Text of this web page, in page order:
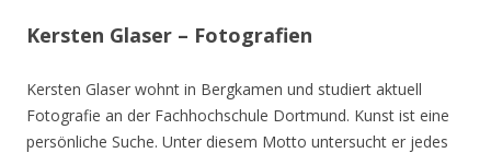
Kersten Glaser – Fotografien
Kersten Glaser wohnt in Bergkamen und studiert aktuell
Fotografie an der Fachhochschule Dortmund. Kunst ist eine
persönliche Suche. Unter diesem Motto untersucht er jedes